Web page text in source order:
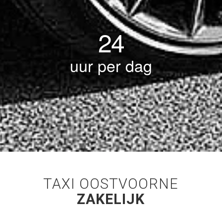
24
uur per dag
TAXI OOSTVOORNE
ZAKELIJK